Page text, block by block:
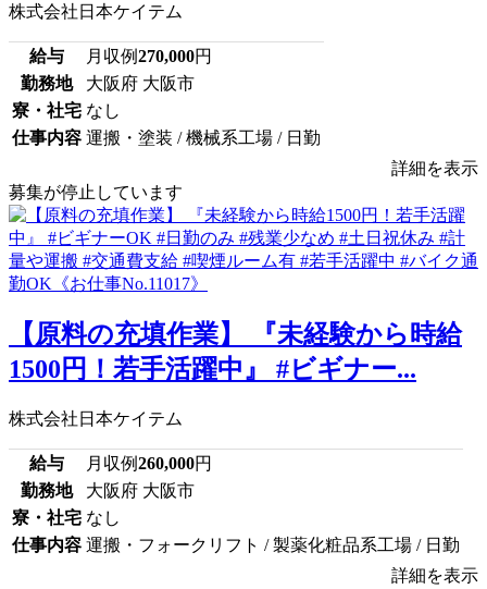
株式会社日本ケイテム
給与 月収例270,000円
勤務地
大阪府 大阪市
寮・社宅 なし
仕事内容 運搬・塗装 / 機械系工場 / 日勤
詳細を表示
募集が停止しています
【原料の充填作業】 『未経験から時給
1500円！若手活躍中』 #ビギナー...
株式会社日本ケイテム
給与 月収例260,000円
勤務地
大阪府 大阪市
寮・社宅 なし
仕事内容 運搬・フォークリフト / 製薬化粧品系工場 / 日勤
詳細を表示